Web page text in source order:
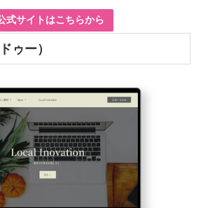
式サイトはこちらから
ゥー）